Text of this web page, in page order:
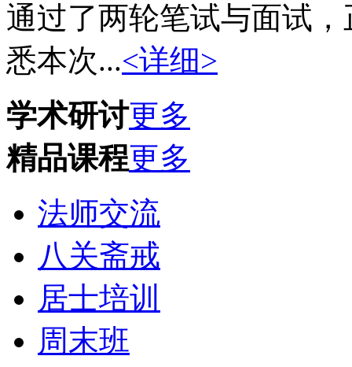
通过了两轮笔试与面试
悉本次...<详细>
学术研讨更多
精品课程更多
法师交流
八关斋戒
居士培训
周末班